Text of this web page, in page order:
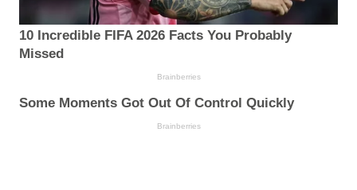
10 Incredible FIFA 2026 Facts You Probably
Missed
Brainberries
Some Moments Got Out Of Control Quickly
Brainberries